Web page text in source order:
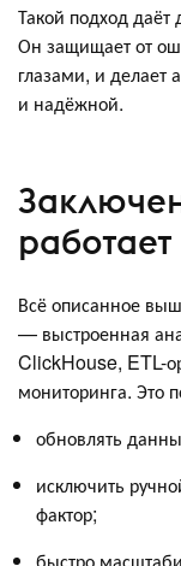
Такой подход даёт
Он защищает от
глазами, и делает
и надёжной.
Всё описанное
— выстроенная
ClickHouse, ETL-
мониторинга. Это
обновлять
исключить
фактор;
быстро